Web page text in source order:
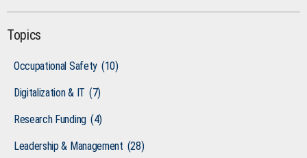
Topics
Occupational Safety (10)
Digitalization & IT (7)
Research Funding (4)
Leadership & Management (28)